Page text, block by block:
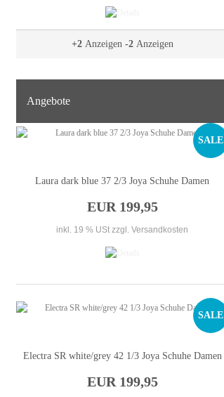
+2Anzeigen -2Anzeigen
Angebote
Laura dark blue 37 2/3 Joya Schuhe Damen
EUR 199,95
inkl. 19 % USt zzgl. Versandkosten
SALE
Electra SR white/grey 42 1/3 Joya Schuhe Damen
EUR 199,95
SALE